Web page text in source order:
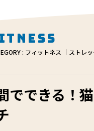
: フィットネス ｜ストレ
でできる！